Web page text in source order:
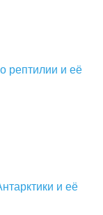
рептилии и её
и её